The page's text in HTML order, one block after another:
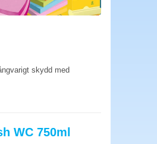
skydd med
för handfat och kakel.
WC 750ml